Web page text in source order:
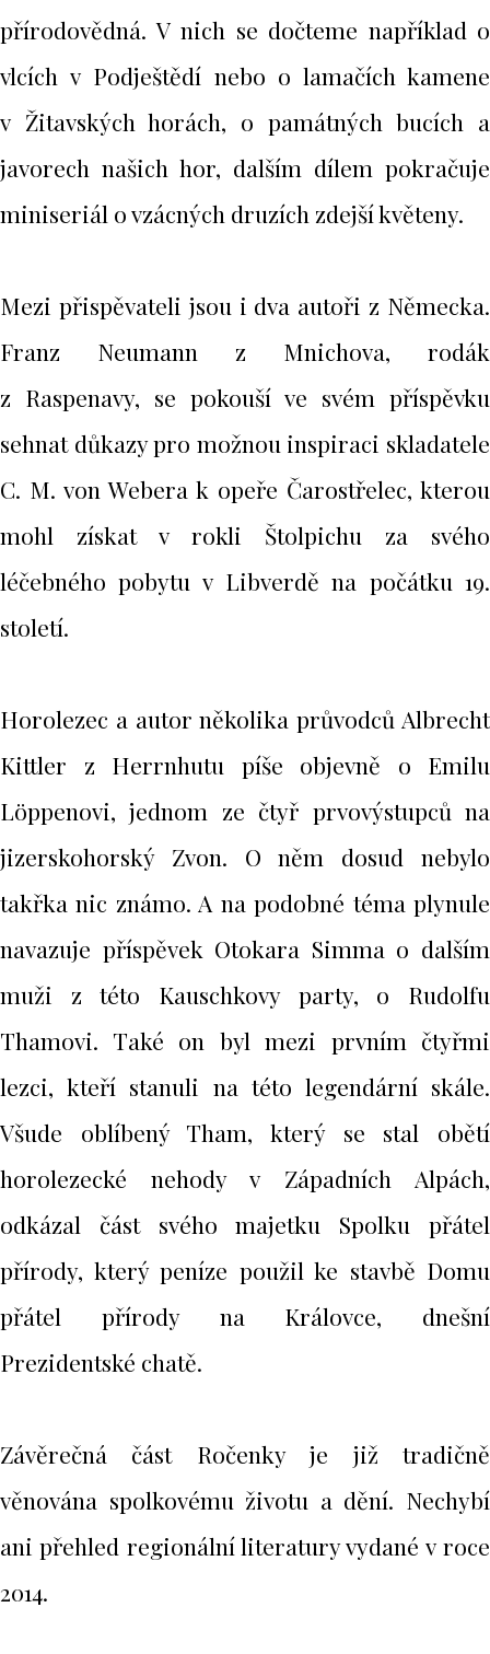
přírodovědná. V nich se dočteme například o
vlcích v Podještědí nebo o lamačích kamene
v Žitavských horách, o památných bucích a
javorech našich hor, dalším dílem pokračuje
miniseriál o vzácných druzích zdejší květeny.
Mezi přispěvateli jsou i dva autoři z Německa.
Franz Neumann z Mnichova, rodák
z Raspenavy, se pokouší ve svém příspěvku
sehnat důkazy pro možnou inspiraci skladatele
C. M. von Webera k opeře Čarostřelec, kterou
mohl získat v rokli Štolpichu za svého
léčebného pobytu v Libverdě na počátku 19.
století.
Horolezec a autor několika průvodců Albrecht
Kittler z Herrnhutu píše objevně o Emilu
Löppenovi, jednom ze čtyř prvovýstupců na
jizerskohorský Zvon. O něm dosud nebylo
takřka nic známo. A na podobné téma plynule
navazuje příspěvek Otokara Simma o dalším
muži z této Kauschkovy party, o Rudolfu
Thamovi. Také on byl mezi prvním čtyřmi
lezci, kteří stanuli na této legendární skále.
Všude oblíbený Tham, který se stal obětí
horolezecké nehody v Západních Alpách,
odkázal část svého majetku Spolku přátel
přírody, který peníze použil ke stavbě Domu
přátel přírody na Královce, dnešní
Prezidentské chatě.
Závěrečná část Ročenky je již tradičně
věnována spolkovému životu a dění. Nechybí
ani přehled regionální literatury vydané v roce
2014.